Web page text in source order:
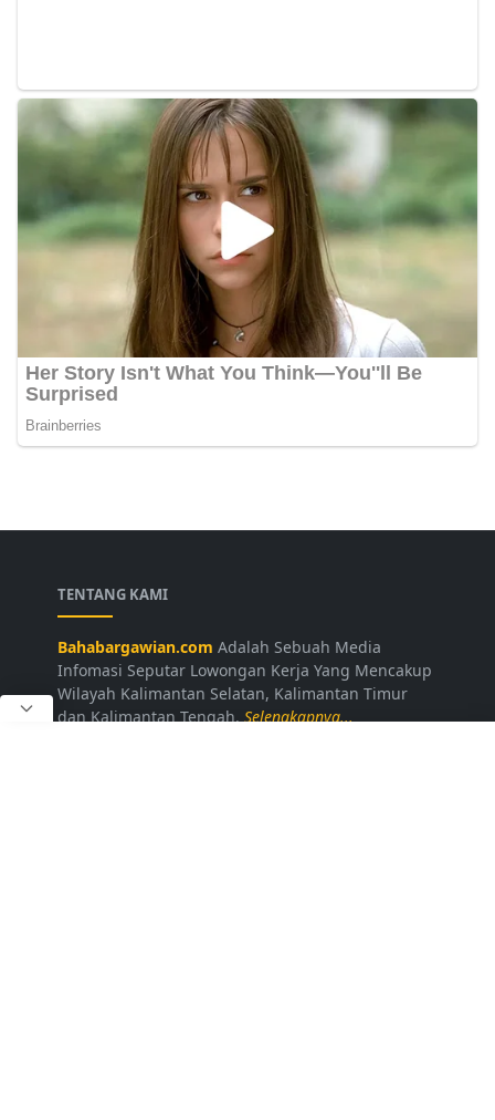
TENTANG KAMI
Bahabargawian.com Adalah Sebuah Media
Infomasi Seputar Lowongan Kerja Yang Mencakup
Wilayah Kalimantan Selatan, Kalimantan Timur
dan Kalimantan Tengah.Selengkapnya...